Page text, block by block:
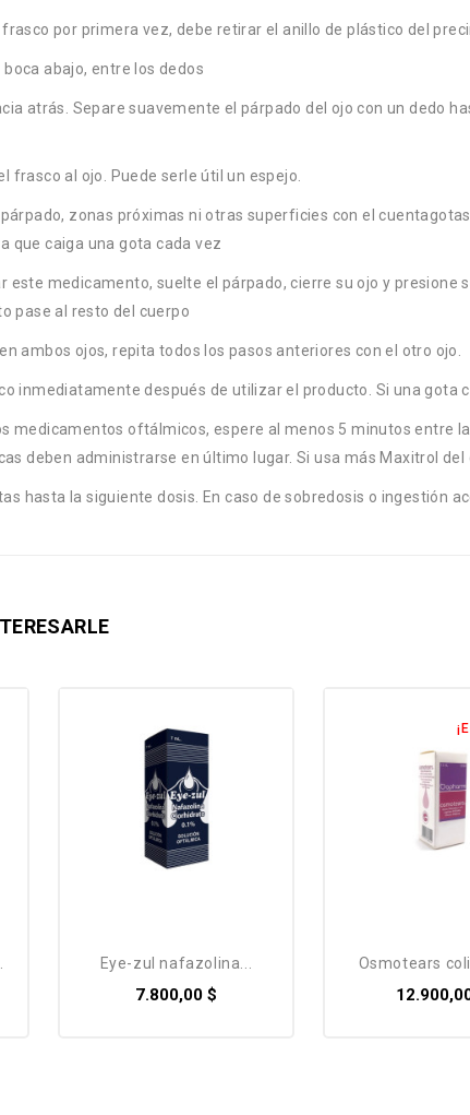
por primera vez, debe retirar el anillo de plástico del
abajo, entre los dedos
atrás. Separe suavemente el párpado del ojo con un dedo
frasco al ojo. Puede serle útil un espejo.
párpado, zonas próximas ni otras superficies con el
que caiga una gota cada vez
este medicamento, suelte el párpado, cierre su ojo y
pase al resto del cuerpo
ambos ojos, repita todos los pasos anteriores con el otro ojo.
inmediatamente después de utilizar el producto. Si una gota
medicamentos oftálmicos, espere al menos 5 minutos entre
deben administrarse en último lugar. Si usa más Maxitrol
hasta la siguiente dosis. En caso de sobredosis o
eye-zul nafazolina...
7.800,00 $
osmotears